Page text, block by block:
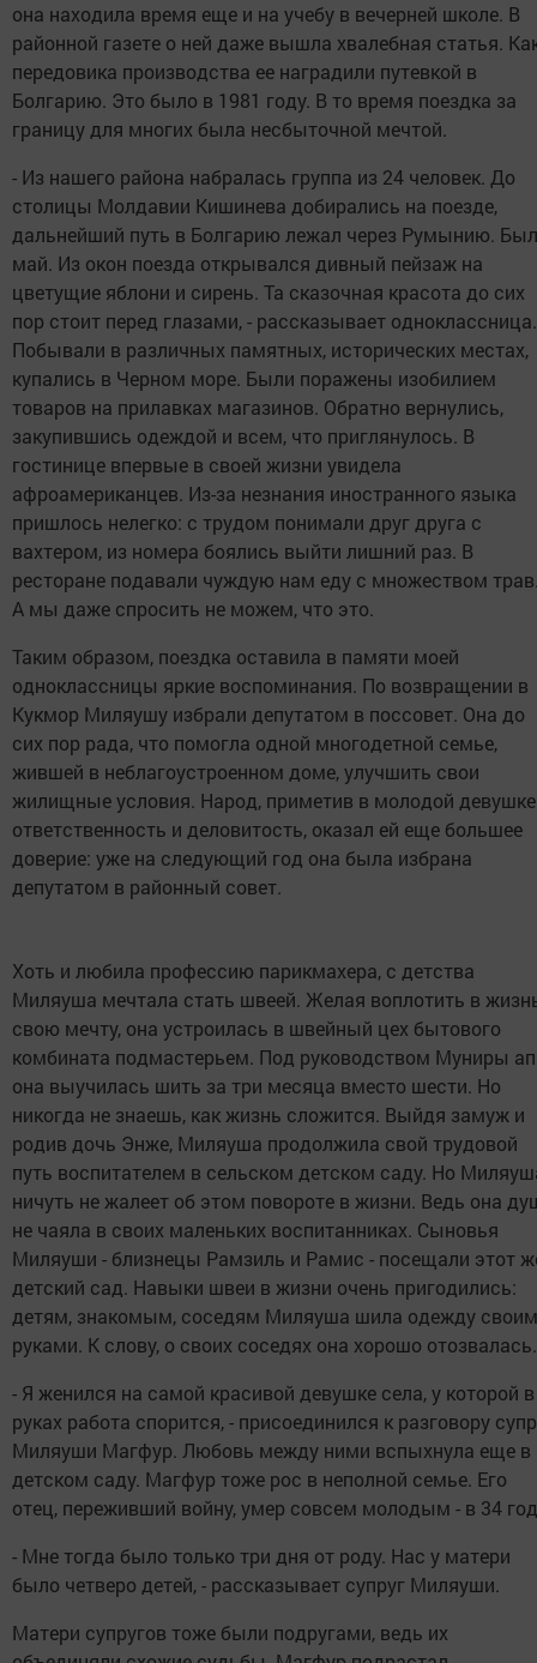
она находила время еще и на учебу в вечерней школе. В
районной газете о ней даже вышла хвалебная статья.
передовика производства ее наградили путевкой в
Болгарию. Это было в 1981 году. В то время поездка за
границу для многих была несбыточной мечтой.
- Из нашего района набралась группа из 24 человек. До
столицы Молдавии Кишинева добирались на поезде,
дальнейший путь в Болгарию лежал через Румынию. Был
май. Из окон поезда открывался дивный пейзаж на
цветущие яблони и сирень. Та сказочная красота до сих
пор стоит перед глазами, - рассказывает
Побывали в различных памятных, исторических местах,
купались в Черном море. Были поражены изобилием
товаров на прилавках магазинов. Обратно вернулись,
закупившись одеждой и всем, что приглянулось. В
гостинице впервые в своей жизни увидела
афроамериканцев. Из-за незнания иностранного языка
пришлось нелегко: с трудом понимали друг друга с
вахтером, из номера боялись выйти лишний раз. В
ресторане подавали чуждую нам еду с множеством
А мы даже спросить не можем, что это.
Таким образом, поездка оставила в памяти моей
одноклассницы яркие воспоминания. По возвращении в
Кукмор Миляушу избрали депутатом в поссовет. Она до
сих пор рада, что помогла одной многодетной семье,
жившей в неблагоустроенном доме, улучшить свои
жилищные условия. Народ, приметив в молодой девушке
ответственность и деловитость, оказал ей еще большее
доверие: уже на следующий год она была избрана
депутатом в районный совет.
Хоть и любила профессию парикмахера, с детства
Миляуша мечтала стать швеей. Желая воплотить в
свою мечту, она устроилась в швейный цех бытового
комбината подмастерьем. Под руководством Муниры
она выучилась шить за три месяца вместо шести. Но
никогда не знаешь, как жизнь сложится. Выйдя замуж и
родив дочь Энже, Миляуша продолжила свой трудовой
путь воспитателем в сельском детском саду. Но
ничуть не жалеет об этом повороте в жизни. Ведь она
не чаяла в своих маленьких воспитанниках. Сыновья
Миляуши - близнецы Рамзиль и Рамис - посещали этот
детский сад. Навыки швеи в жизни очень пригодились:
детям, знакомым, соседям Миляуша шила одежду
руками. К слову, о своих соседях она хорошо отозвалась.
- Я женился на самой красивой девушке села, у которой в
руках работа спорится, - присоединился к разговору
Миляуши Магфур. Любовь между ними вспыхнула еще в
детском саду. Магфур тоже рос в неполной семье. Его
отец, переживший войну, умер совсем молодым - в 34
- Мне тогда было только три дня от роду. Нас у матери
было четверо детей, - рассказывает супруг Миляуши.
Матери супругов тоже были подругами, ведь их